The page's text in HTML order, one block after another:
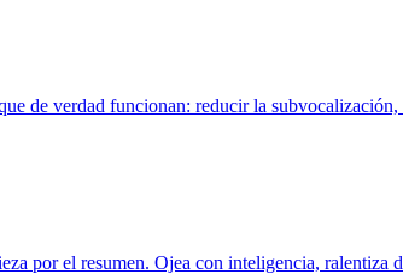
de verdad funcionan: reducir la
por el resumen. Ojea con inteligencia, ralentiza